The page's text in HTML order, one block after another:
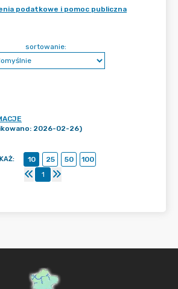
podatkowe i pomoc publiczna
sortowanie:
2026-02-26)
: 10 25 50
100
1